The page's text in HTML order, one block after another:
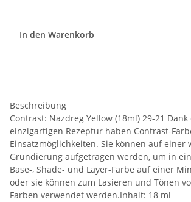
In den Warenkorb
Beschreibung
Contrast: Nazdreg Yellow (18ml) 29-21
einzigartigen Rezeptur haben Contrast-
Einsatzmöglichkeiten. Sie können auf einer
Grundierung aufgetragen werden, um in
Base-, Shade- und Layer-Farbe auf einer
oder sie können zum Lasieren und Tönen
Farben verwendet werden.Inhalt: 18 ml